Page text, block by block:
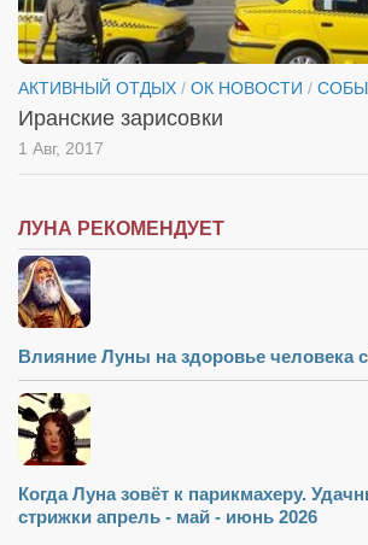
АКТИВНЫЙ ОТДЫХ / ОК НОВОСТИ /
Иранские зарисовки
1 Авг, 2017
ЛУНА РЕКОМЕНДУЕТ
Влияние Луны на здоровье человека
Когда Луна зовёт к парикмахеру.
стрижки апрель - май - июнь 2026